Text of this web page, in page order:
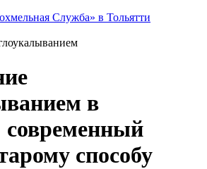
Служба» в Тольятти
в
современный
способу